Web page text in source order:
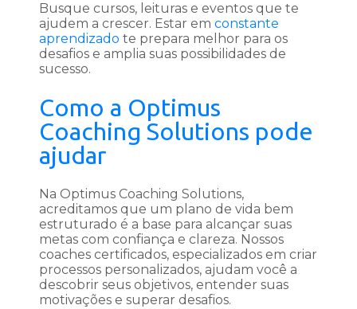
Busque cursos, leituras e eventos que te
ajudem a crescer. Estar em constante
aprendizado te prepara melhor para os
desafios e amplia suas possibilidades de
sucesso.
Como a Optimus
Coaching Solutions pode
ajudar
Na Optimus Coaching Solutions,
acreditamos que um plano de vida bem
estruturado é a base para alcançar suas
metas com confiança e clareza. Nossos
coaches certificados, especializados em criar
processos personalizados, ajudam você a
descobrir seus objetivos, entender suas
motivações e superar desafios.